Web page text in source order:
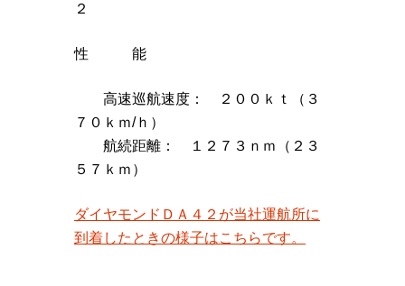
２
性 能
高速巡航速度： ２００ｋｔ（３
７０ｋｍ/ｈ）
航続距離： １２７３ｎｍ（２３
５７ｋｍ）
ダイヤモンドＤＡ４２が当社運航所に
到着したときの様子はこちらです。